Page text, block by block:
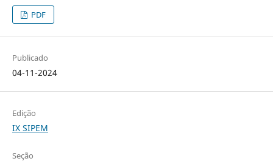
PDF
Publicado
04-11-2024
Edição
IX SIPEM
Seção